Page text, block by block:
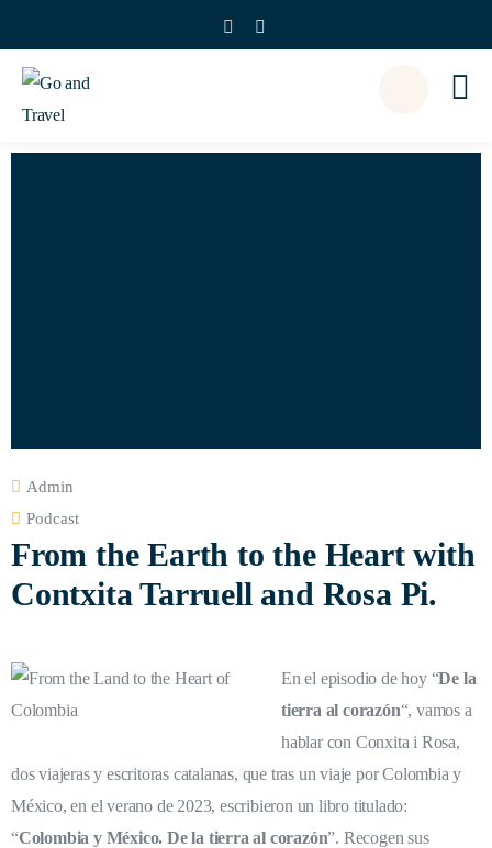
Admin
Podcast
From the Earth to the Heart with
Contxita Tarruell and Rosa Pi.
En el episodio de hoy “De la
tierra al corazón“, vamos a
hablar con Conxita i Rosa,
dos viajeras y escritoras catalanas, que tras un viaje por Colombia y
México, en el verano de 2023, escribieron un libro titulado:
“Colombia y México. De la tierra al corazón”. Recogen sus